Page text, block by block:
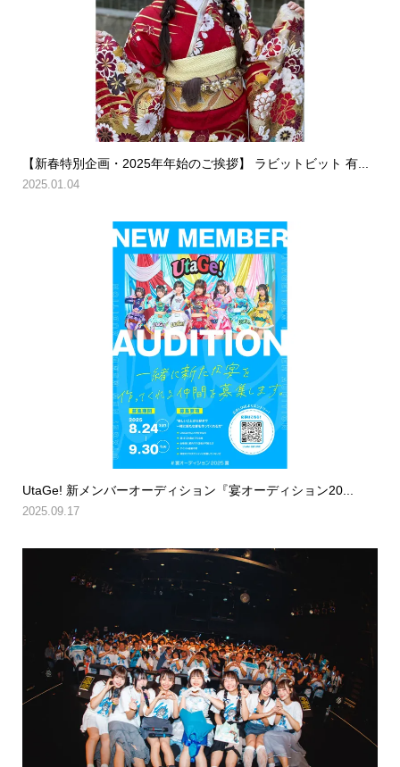
【新春特別企画・2025年年始のご挨拶】 ラビットビット 有...
2025.01.04
UtaGe! 新メンバーオーディション『宴オーディション20...
2025.09.17